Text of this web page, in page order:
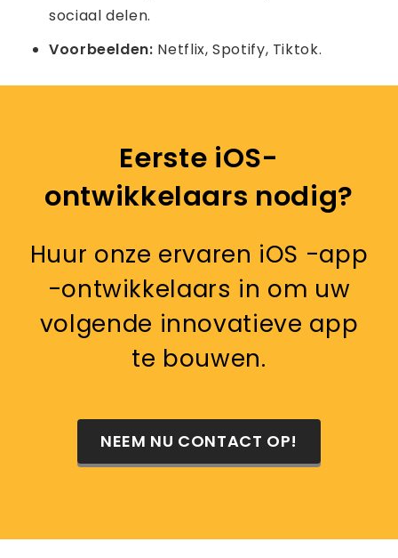
sociaal delen.
Voorbeelden: Netflix, Spotify, Tiktok.
Eerste iOS-
ontwikkelaars nodig?
Huur onze ervaren iOS -app
-ontwikkelaars in om uw
volgende innovatieve app
te bouwen.
NEEM NU CONTACT OP!